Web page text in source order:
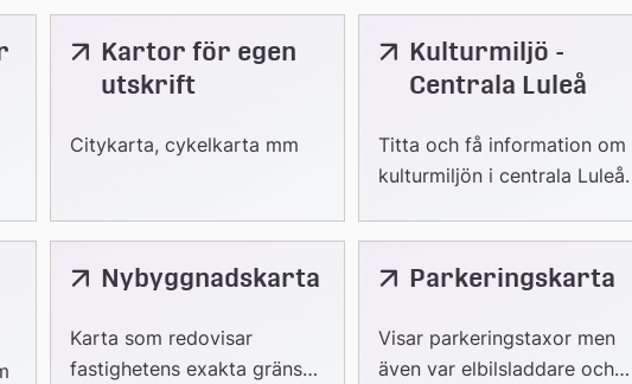
Kartor för egen
utskrift
Citykarta, cykelkarta mm
Nybyggnadskarta
Karta som redovisar
fastighetens exakta gränser
Länk
webbplats
Kulturmiljö -
Centrala Luleå
Titta och få information om
kulturmiljön i centrala Luleå.
Länk
extern
webbplats
Parkeringskarta
Visar parkeringstaxor men
även var elbilsladdare och